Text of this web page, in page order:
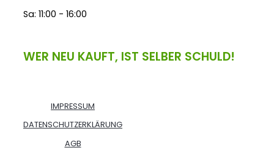
Sa: 11:00 - 16:00
WER NEU KAUFT, IST SELBER SCHULD!
IMPRESSUM
DATENSCHUTZERKLÄRUNG
AGB